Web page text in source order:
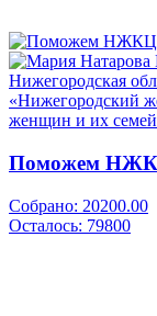
Нижегородская
«Нижегородский
женщин и их
Поможем
Собрано: 20200.00
Осталось: 79800